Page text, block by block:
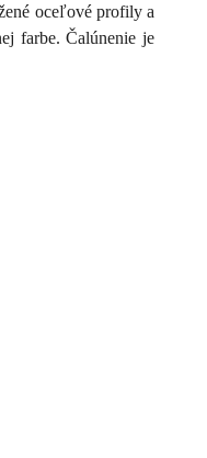
oceľové profily a
farbe. Čalúnenie je